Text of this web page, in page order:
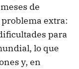
de
problema extra:
para
lo que
y, en